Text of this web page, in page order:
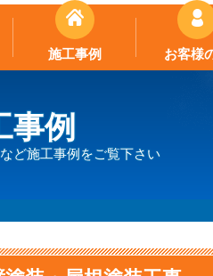
施工事例 お客様
事例
ど施工事例をご覧下さい